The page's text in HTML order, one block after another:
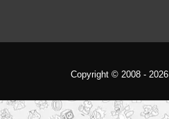
Copyright © 2008 - 2026